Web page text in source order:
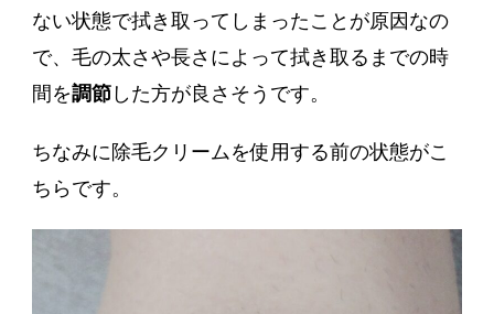
ない状態で拭き取ってしまったことが原因なの
で、毛の太さや長さによって拭き取るまでの時
間を調節した方が良さそうです。
ちなみに除毛クリームを使用する前の状態がこ
ちらです。